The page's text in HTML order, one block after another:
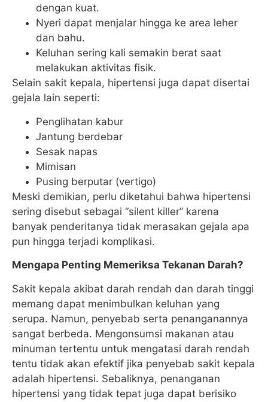
dengan kuat.
Nyeri dapat menjalar hingga ke area leher
dan bahu.
Keluhan sering kali semakin berat saat
melakukan aktivitas fisik.
Selain sakit kepala, hipertensi juga dapat disertai
gejala lain seperti:
Penglihatan kabur
Jantung berdebar
Sesak napas
Mimisan
Pusing berputar (vertigo)
Meski demikian, perlu diketahui bahwa hipertensi
sering disebut sebagai “silent killer” karena
banyak penderitanya tidak merasakan gejala apa
pun hingga terjadi komplikasi.
Mengapa Penting Memeriksa Tekanan Darah?
Sakit kepala akibat darah rendah dan darah tinggi
memang dapat menimbulkan keluhan yang
serupa. Namun, penyebab serta penanganannya
sangat berbeda. Mengonsumsi makanan atau
minuman tertentu untuk mengatasi darah rendah
tentu tidak akan efektif jika penyebab sakit kepala
adalah hipertensi. Sebaliknya, penanganan
hipertensi yang tidak tepat juga dapat berisiko